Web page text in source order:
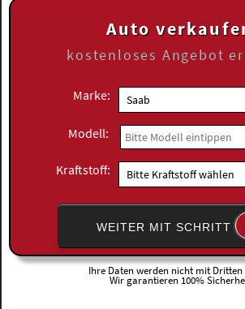
Auto
kostenloses Angebot
Marke:
Modell:
Kraftstoff:
WEITER MIT SCHRITT
Ihre Daten werden nicht mit Dritten
Wir garantieren 100%